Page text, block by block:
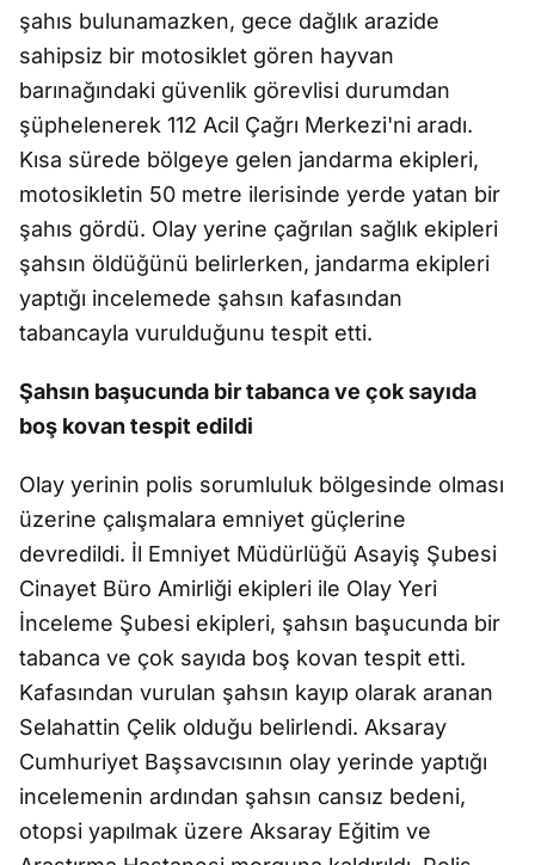
şahıs bulunamazken, gece dağlık arazide
sahipsiz bir motosiklet gören hayvan
barınağındaki güvenlik görevlisi durumdan
şüphelenerek 112 Acil Çağrı Merkezi'ni aradı.
Kısa sürede bölgeye gelen jandarma ekipleri,
motosikletin 50 metre ilerisinde yerde yatan bir
şahıs gördü. Olay yerine çağrılan sağlık ekipleri
şahsın öldüğünü belirlerken, jandarma ekipleri
yaptığı incelemede şahsın kafasından
tabancayla vurulduğunu tespit etti.
Şahsın başucunda bir tabanca ve çok sayıda
boş kovan tespit edildi
Olay yerinin polis sorumluluk bölgesinde olması
üzerine çalışmalara emniyet güçlerine
devredildi. İl Emniyet Müdürlüğü Asayiş Şubesi
Cinayet Büro Amirliği ekipleri ile Olay Yeri
İnceleme Şubesi ekipleri, şahsın başucunda bir
tabanca ve çok sayıda boş kovan tespit etti.
Kafasından vurulan şahsın kayıp olarak aranan
Selahattin Çelik olduğu belirlendi. Aksaray
Cumhuriyet Başsavcısının olay yerinde yaptığı
incelemenin ardından şahsın cansız bedeni,
otopsi yapılmak üzere Aksaray Eğitim ve